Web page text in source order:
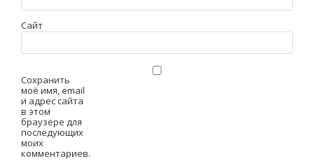
Сайт
Сохранить
моё имя, email
и адрес сайта
в этом
браузере для
последующих
моих
комментариев.